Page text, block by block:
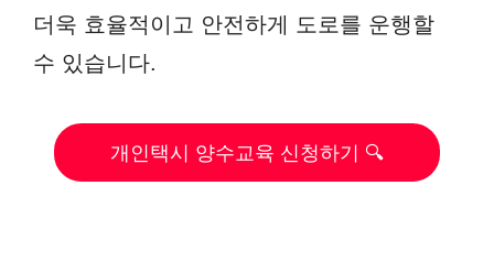
더욱 효율적이고 안전하게 도로를 운행할
수 있습니다.
개인택시 양수교육 신청하기 🔍